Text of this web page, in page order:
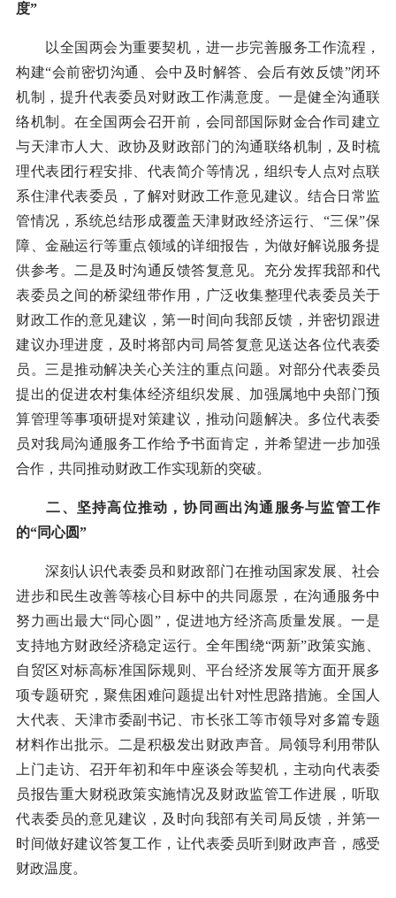
度”
以全国两会为重要契机，进一步完善服务工作流程，
构建“会前密切沟通、会中及时解答、会后有效反馈”闭环
机制，提升代表委员对财政工作满意度。一是健全沟通联
络机制。在全国两会召开前，会同部国际财金合作司建立
与天津市人大、政协及财政部门的沟通联络机制，及时梳
理代表团行程安排、代表简介等情况，组织专人点对点联
系住津代表委员，了解对财政工作意见建议。结合日常监
管情况，系统总结形成覆盖天津财政经济运行、“三保”保
障、金融运行等重点领域的详细报告，为做好解说服务提
供参考。二是及时沟通反馈答复意见。充分发挥我部和代
表委员之间的桥梁纽带作用，广泛收集整理代表委员关于
财政工作的意见建议，第一时间向我部反馈，并密切跟进
建议办理进度，及时将部内司局答复意见送达各位代表委
员。三是推动解决关心关注的重点问题。对部分代表委员
提出的促进农村集体经济组织发展、加强属地中央部门预
算管理等事项研提对策建议，推动问题解决。多位代表委
员对我局沟通服务工作给予书面肯定，并希望进一步加强
合作，共同推动财政工作实现新的突破。
二、坚持高位推动，协同画出沟通服务与监管工作
的“同心圆”
深刻认识代表委员和财政部门在推动国家发展、社会
进步和民生改善等核心目标中的共同愿景，在沟通服务中
努力画出最大“同心圆”，促进地方经济高质量发展。一是
支持地方财政经济稳定运行。全年围绕“两新”政策实施、
自贸区对标高标准国际规则、平台经济发展等方面开展多
项专题研究，聚焦困难问题提出针对性思路措施。全国人
大代表、天津市委副书记、市长张工等市领导对多篇专题
材料作出批示。二是积极发出财政声音。局领导利用带队
上门走访、召开年初和年中座谈会等契机，主动向代表委
员报告重大财税政策实施情况及财政监管工作进展，听取
代表委员的意见建议，及时向我部有关司局反馈，并第一
时间做好建议答复工作，让代表委员听到财政声音，感受
财政温度。